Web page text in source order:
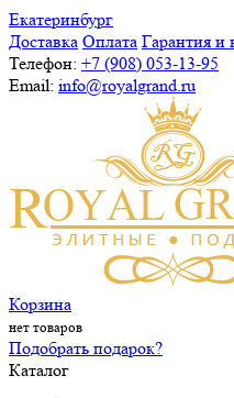
Екатеринбург
Доставка Оплата Гарантия и
Телефон: +7 (908) 053-13-95
Email: info@royalgrand.ru
Корзина
нет товаров
Подобрать подарок?
Каталог